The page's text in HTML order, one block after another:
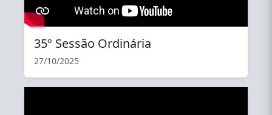
35º Sessão Ordinária
27/10/2025